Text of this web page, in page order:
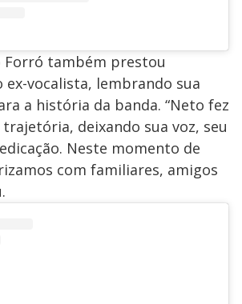
Forró também prestou
ex-vocalista, lembrando sua
a história da banda. “Neto fez
deixando sua voz, seu
Neste momento de
com familiares, amigos